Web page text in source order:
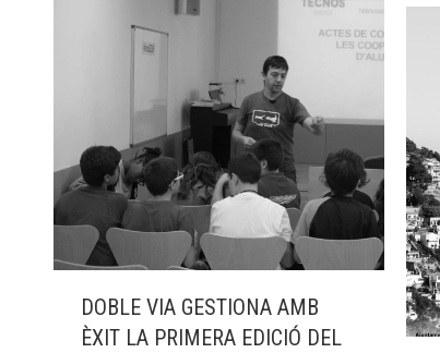
DOBLE VIA GESTIONA AMB
ÈXIT LA PRIMERA EDICIÓ DEL